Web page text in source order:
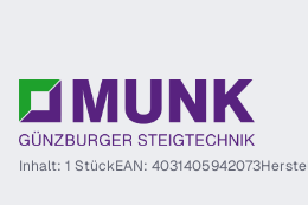
Inhalt: 1 StückEAN: 4031405942073